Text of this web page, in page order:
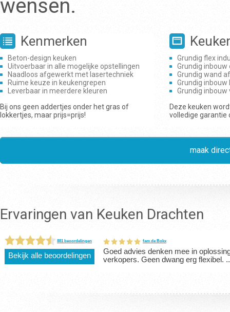
wensen.
Kenmerken
Beton-design keuken
Uitvoerbaar in alle mogelijke opstellingen
Naadloos afgewerkt met lasertechniek
Ruime keuze in keukengrepen
Leverbaar in meerdere kleuren
Bij ons geen addertjes onder het gras of
lokkertjes, maar prijs=prijs!
Grundig flex
Grundig inbouw
Grundig wand
Grundig inbouw
Grundig
Deze keuken
volledige garantie
maak
Ervaringen van Keuken Drachten